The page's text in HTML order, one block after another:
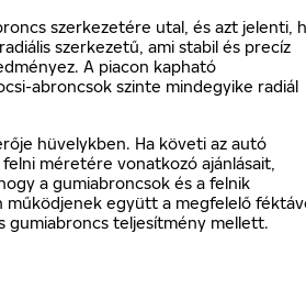
szerkezetére utal, és azt jelenti,
szerkezetű, ami stabil és precíz
A piacon kapható
abroncsok szinte mindegyike radiál
hüvelykben. Ha követi az autó
méretére vonatkozó ajánlásait,
a gumiabroncsok és a felnik
működjenek együtt a megfelelő
gumiabroncs teljesítmény mellett.